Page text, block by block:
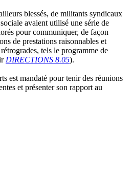
blessés, de militants syndicaux
avaient utilisé une série de
pour communiquer, de façon
de prestations raisonnables et
tels le programme de
DIRECTIONS 8.05).
est mandaté pour tenir des réunions
et présenter son rapport au